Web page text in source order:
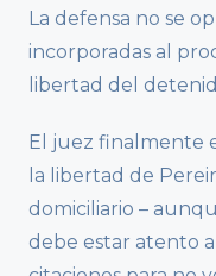
La defensa no se
incorporadas al
libertad del
El juez finalmente
la libertad de
domiciliario –
debe estar atento